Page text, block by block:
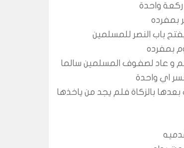
ركعة واحدة
بمفرده
باب النصر للمسلمين
بمفرده
عاد لصفوف المسلمين سالما
بالزكاة فلم يجد من ياخذها